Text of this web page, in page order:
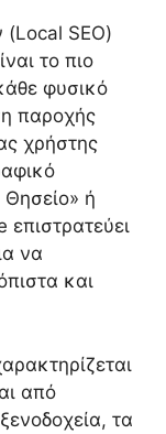
(Local SEO)
το πιο
φυσικό
παροχής
χρήστης
ή
να
και
από
τα